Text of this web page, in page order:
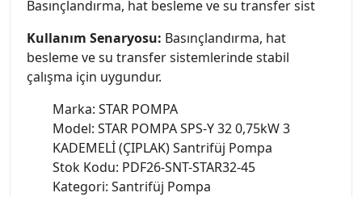
Basınçlandırma, hat besleme ve su transfer sist
Kullanım Senaryosu: Basınçlandırma, hat
besleme ve su transfer sistemlerinde stabil
çalışma için uygundur.
Marka: STAR POMPA
Model: STAR POMPA SPS-Y 32 0,75kW 3
KADEMELİ (ÇIPLAK) Santrifüj Pompa
Stok Kodu: PDF26-SNT-STAR32-45
Kategori: Santrifüj Pompa